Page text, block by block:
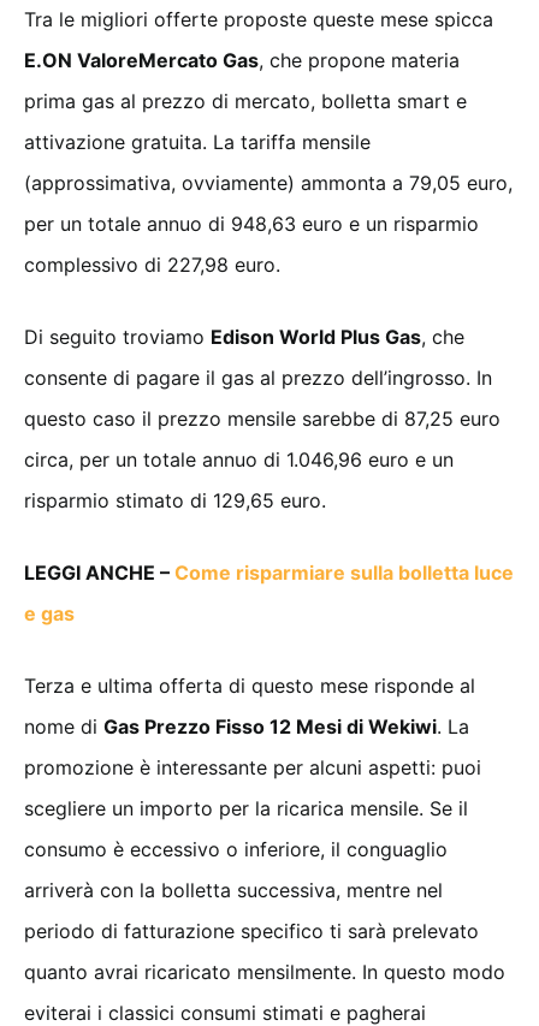
Tra le migliori offerte proposte queste mese spicca
E.ON ValoreMercato Gas, che propone materia
prima gas al prezzo di mercato, bolletta smart e
attivazione gratuita. La tariffa mensile
(approssimativa, ovviamente) ammonta a 79,05 euro,
per un totale annuo di 948,63 euro e un risparmio
complessivo di 227,98 euro.
Di seguito troviamo Edison World Plus Gas, che
consente di pagare il gas al prezzo dell’ingrosso. In
questo caso il prezzo mensile sarebbe di 87,25 euro
circa, per un totale annuo di 1.046,96 euro e un
risparmio stimato di 129,65 euro.
LEGGI ANCHE – Come risparmiare sulla bolletta luce
e gas
Terza e ultima offerta di questo mese risponde al
nome di Gas Prezzo Fisso 12 Mesi di Wekiwi. La
promozione è interessante per alcuni aspetti: puoi
scegliere un importo per la ricarica mensile. Se il
consumo è eccessivo o inferiore, il conguaglio
arriverà con la bolletta successiva, mentre nel
periodo di fatturazione specifico ti sarà prelevato
quanto avrai ricaricato mensilmente. In questo modo
eviterai i classici consumi stimati e pagherai